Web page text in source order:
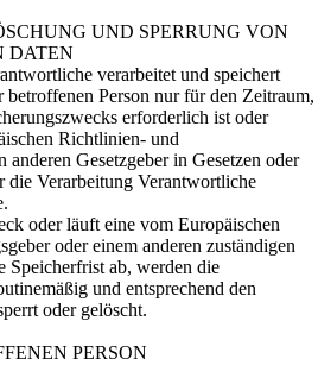
UND SPERRUNG VON
DATEN
verarbeitet und speichert
betroffenen Person nur für den Zeitraum,
erforderlich ist oder
Richtlinien- und
anderen Gesetzgeber in Gesetzen oder
die Verarbeitung Verantwortliche
oder läuft eine vom Europäischen
oder einem anderen zuständigen
Speicherfrist ab, werden die
und entsprechend den
oder gelöscht.
PERSON